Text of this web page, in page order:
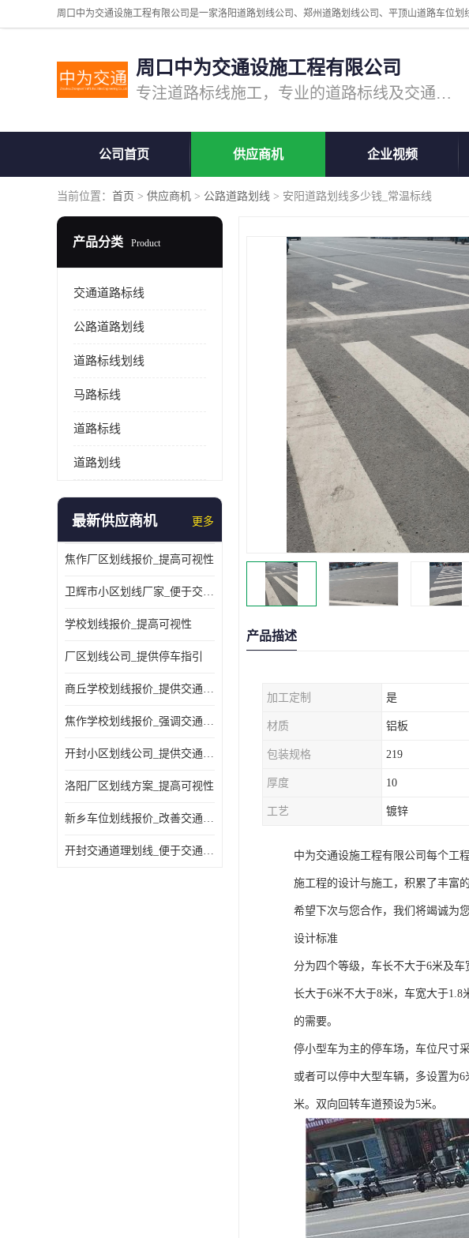
周口中为交通设施工程有限公司
专注道路标线施工，专业的道路标线及交通设施施工服务商!
公司首页 供应商机 企业视频
当前位置： 首页 > 供应商机 > 公路道路划线 > 安阳道路划线多少钱_常温标线
产品分类 Product
交通道路标线
公路道路划线
道路标线划线
马路标线
道路标线
道路划线
最新供应商机 更多
焦作厂区划线报价_提高可视性
卫辉市小区划线厂家_便于交通管理
学校划线报价_提高可视性
厂区划线公司_提供停车指引
商丘学校划线报价_提供交通信息
焦作学校划线报价_强调交通规则
开封小区划线公司_提供交通信息
洛阳厂区划线方案_提高可视性
新乡车位划线报价_改善交通效率
开封交通道理划线_便于交通管理
产品描述
加工定制 是
材质 铝板
包装规格 219
厚度 10
工艺 镀锌
中为交通设施工程有限公司每个工
施工程的设计与施工，积累了丰富
希望下次与您合作，我们将竭诚为您
设计标准
分为四个等级，车长不大于6米及
长大于6米不大于8米，车宽大于
的需要。
停小型车为主的停车场，车位尺寸
或者可以停中大型车辆，多设置为
米。双向回转车道预设为5米。